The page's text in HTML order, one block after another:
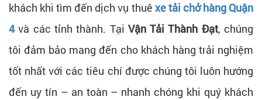
khách khi tìm đến dịch vụ thuê xe tải chở hàng Quận
4và các tỉnh thành. Tại Vận Tải Thành Đạt, chúng
tôi đảm bảo mang đến cho khách hàng trải nghiệm
tốt nhất với các tiêu chí được chúng tôi luôn hướng
đến uy tín – an toàn – nhanh chóng khi quý khách